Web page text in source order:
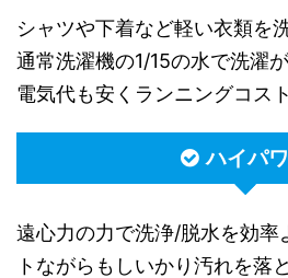
シャツや下着など軽い衣類を
通常洗濯機の1/15の水で洗濯
電気代も安くランニングコス
ハイパ
遠心力の力で洗浄/脱水を効率
トながらもしいかり汚れを落